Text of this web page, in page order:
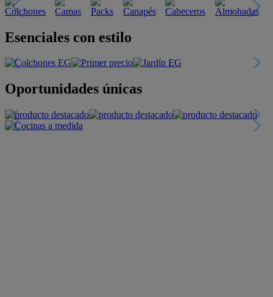
Esenciales con estilo
Oportunidades únicas